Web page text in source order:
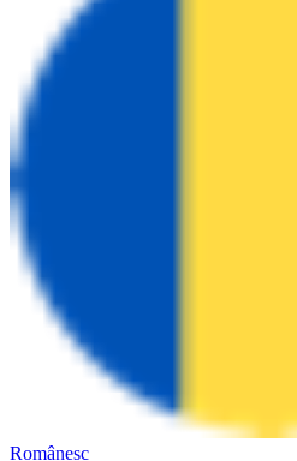
Românesc